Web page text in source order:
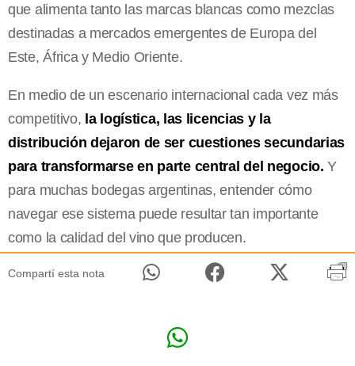
que alimenta tanto las marcas blancas como mezclas
destinadas a mercados emergentes de Europa del
Este, África y Medio Oriente.
En medio de un escenario internacional cada vez más
competitivo, la logística, las licencias y la
distribución dejaron de ser cuestiones secundarias
para transformarse en parte central del negocio. Y
para muchas bodegas argentinas, entender cómo
navegar ese sistema puede resultar tan importante
como la calidad del vino que producen.
Compartí esta nota